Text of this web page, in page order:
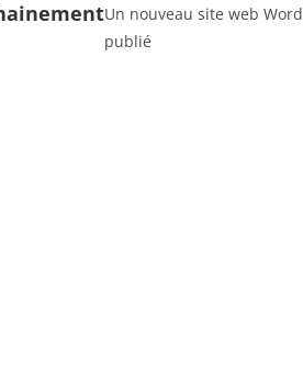
Un nouveau site web
publié